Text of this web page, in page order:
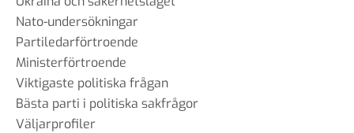
Nato-undersökningar
Partiledarförtroende
Ministerförtroende
Viktigaste politiska frågan
Bästa parti i politiska sakfrågor
Väljarprofiler